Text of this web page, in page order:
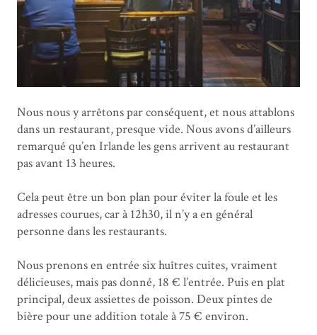
Nous nous y arrêtons par conséquent, et nous attablons
dans un restaurant, presque vide. Nous avons d’ailleurs
remarqué qu’en Irlande les gens arrivent au restaurant
pas avant 13 heures.
Cela peut être un bon plan pour éviter la foule et les
adresses courues, car à 12h30, il n’y a en général
personne dans les restaurants.
Nous prenons en entrée six huîtres cuites, vraiment
délicieuses, mais pas donné, 18 € l’entrée. Puis en plat
principal, deux assiettes de poisson. Deux pintes de
bière pour une addition totale à 75 € environ.